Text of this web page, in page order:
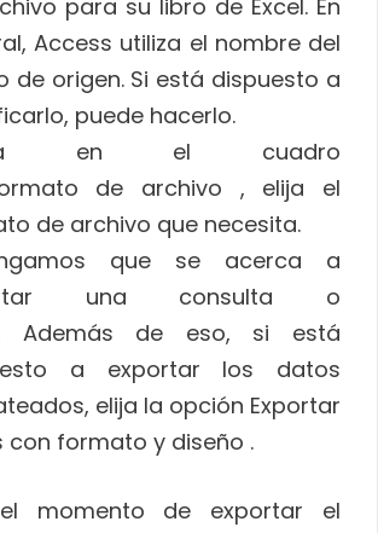
para su libro de Excel. En
Access utiliza el nombre del
de origen. Si está dispuesto a
puede hacerlo.
en el cuadro
de archivo , elija el
de archivo que necesita.
que se acerca a
una consulta o
Además de eso, si está
a exportar los datos
elija la opción Exportar
con formato y diseño .
momento de exportar el